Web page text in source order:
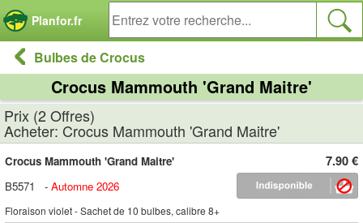
Planfor.fr
Bulbes de Crocus
Crocus Mammouth 'Grand Maitre'
Prix (2 Offres)
Acheter: Crocus Mammouth 'Grand Maitre'
7.90 €
Crocus Mammouth 'Grand Maitre'
B5571
- Automne 2026
Floraison violet - Sachet de 10 bulbes, calibre 8+
Panneau de gestion des cookies